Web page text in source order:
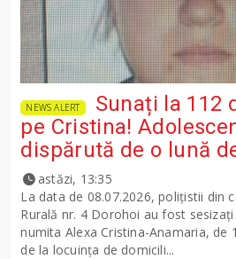
NEWS ALERT
Sunați la 112
pe Cristina!
dispărută de o lună
astăzi, 13:35
La data de 08.07.2026, polițistii din
Rurală nr. 4 Dorohoi au fost
numita Alexa Cristina-Anamaria, de
de la locuința de domicili...